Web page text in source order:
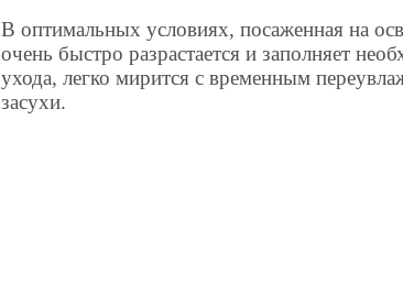
В оптимальных условиях, посаженная на
очень быстро разрастается и заполняет
ухода, легко мирится с временным
засухи.